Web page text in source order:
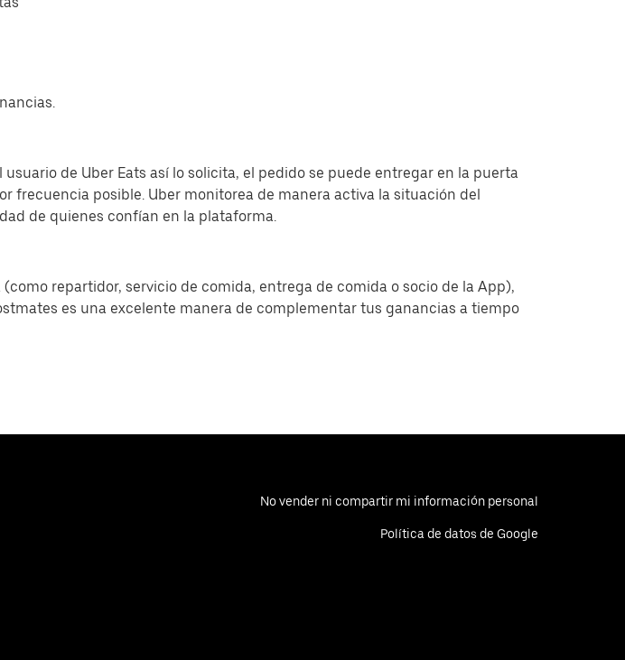
de Uber Eats así lo solicita, el pedido se puede entregar en la puerta
frecuencia posible. Uber monitorea de manera activa la situación del
de quienes confían en la plataforma.
repartidor, servicio de comida, entrega de comida o socio de la App),
es una excelente manera de complementar tus ganancias a tiempo
No vender ni compartir mi información personal
Política de datos de Google